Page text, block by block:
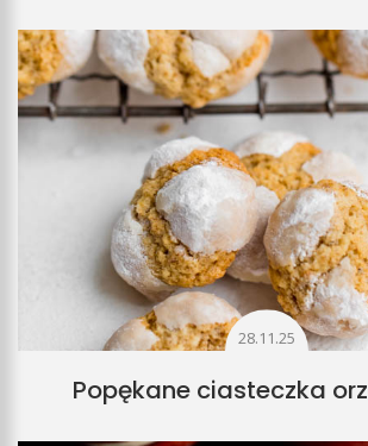
28.11.25
Popękane ciasteczka